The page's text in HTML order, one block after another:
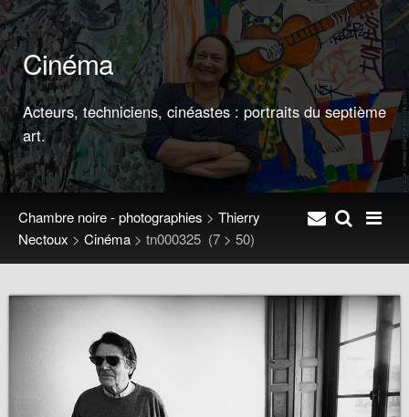
Cinéma
Acteurs, techniciens, cinéastes : portraits du septième
art.
Chambre noire - photographies > Thierry
Nectoux > Cinéma > tn000325 (7 > 50)